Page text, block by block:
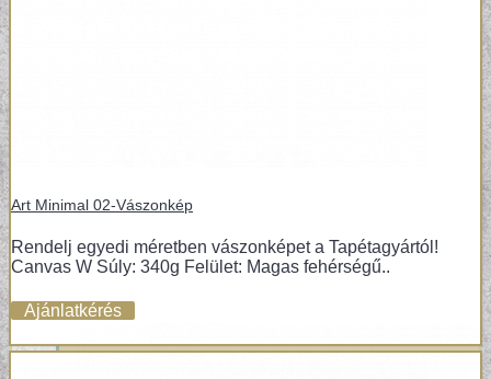
Art Minimal 02-Vászonkép
Rendelj egyedi méretben vászonképet a Tapétagyártól!
Canvas W Súly: 340g Felület: Magas fehérségű..
Ajánlatkérés